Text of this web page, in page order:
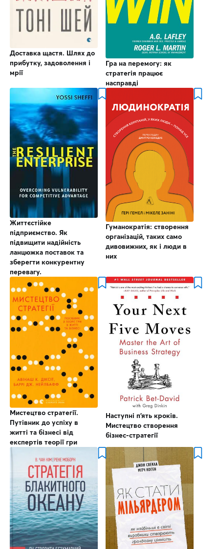
Доставка щастя. Шлях до
прибутку, задоволення і
мрії
Гра на перемогу: як
стратегія працює
насправді
Життєстійке
підприємство. Як
підвищити надійність
ланцюжка поставок та
зберегти конкурентну
перевагу.
Гуманократія: створення
організацій, таких само
дивовижних, як і люди в
них
Мистецтво стратегії.
Путівник до успіху в
житті та бізнесі від
експертів теорії гри
Наступні п’ять кроків.
Мистецтво створення
бізнес-стратегії